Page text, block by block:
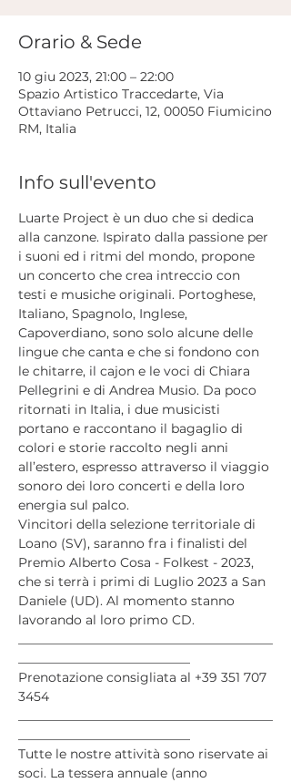
Orario & Sede
10 giu 2023, 21:00 – 22:00
Spazio Artistico Traccedarte, Via
Ottaviano Petrucci, 12, 00050 Fiumicino
RM, Italia
Info sull'evento
Luarte Project è un duo che si dedica
alla canzone. Ispirato dalla passione per
i suoni ed i ritmi del mondo, propone
un concerto che crea intreccio con
testi e musiche originali. Portoghese,
Italiano, Spagnolo, Inglese,
Capoverdiano, sono solo alcune delle
lingue che canta e che si fondono con
le chitarre, il cajon e le voci di Chiara
Pellegrini e di Andrea Musio. Da poco
ritornati in Italia, i due musicisti
portano e raccontano il bagaglio di
colori e storie raccolto negli anni
all’estero, espresso attraverso il viaggio
sonoro dei loro concerti e della loro
energia sul palco.
Vincitori della selezione territoriale di
Loano (SV), saranno fra i finalisti del
Premio Alberto Cosa - Folkest - 2023,
che si terrà i primi di Luglio 2023 a San
Daniele (UD). Al momento stanno
lavorando al loro primo CD.
Prenotazione consigliata al +39 351 707
3454
Tutte le nostre attività sono riservate ai
soci. La tessera annuale (anno